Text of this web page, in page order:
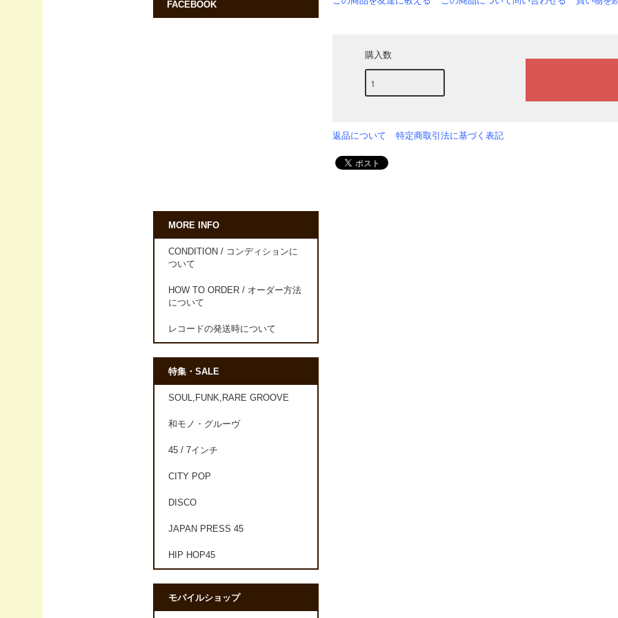
購入数
返品について 特定商取引法に基づく表記
FACEBOOK
MORE INFO
CONDITION / コンディションに
ついて
HOW TO ORDER / オーダー方法
について
レコードの発送時について
特集・SALE
SOUL,FUNK,RARE GROOVE
和モノ・グルーヴ
45 / 7インチ
CITY POP
DISCO
JAPAN PRESS 45
HIP HOP45
モバイルショップ